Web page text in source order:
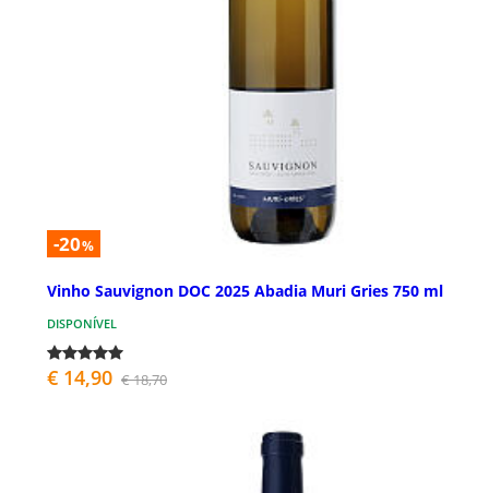
-20%
Vinho Sauvignon DOC 2025 Abadia Muri Gries 750 ml
DISPONÍVEL
€ 14,90 € 18,70